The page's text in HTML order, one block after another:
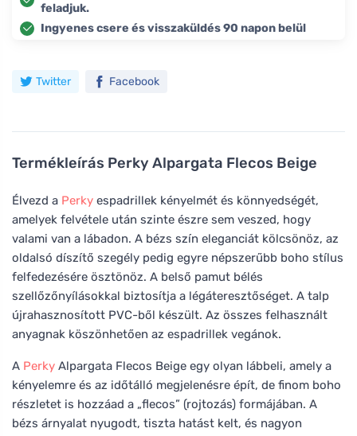
Termékleírás Perky Alpargata Flecos Beige
Élvezd a Perky espadrillek kényelmét és könnyedségét,
amelyek felvétele után szinte észre sem veszed, hogy
valami van a lábadon. A bézs szín eleganciát kölcsönöz, az
oldalsó díszítő szegély pedig egyre népszerűbb boho stílus
felfedezésére ösztönöz. A belső pamut bélés
szellőzőnyílásokkal biztosítja a légáteresztőséget. A talp
újrahasznosított PVC-ből készült. Az összes felhasznált
anyagnak köszönhetően az espadrillek vegánok.
A Perky Alpargata Flecos Beige egy olyan lábbeli, amely a
kényelemre és az időtálló megjelenésre épít, de finom boho
részletet is hozzáad a „flecos” (rojtozás) formájában. A
bézs árnyalat nyugodt, tiszta hatást kelt, és nagyon
feladjuk.
Ingyenes csere és visszaküldés 90 napon belül
Twitter Facebook